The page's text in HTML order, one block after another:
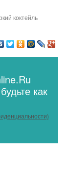
коктейль
как